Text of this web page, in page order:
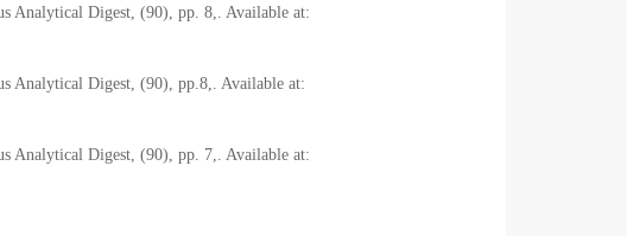
Analytical Digest, (90), pp. 8,. Available at:
Analytical Digest, (90), pp.8,. Available at:
Analytical Digest, (90), pp. 7,. Available at: